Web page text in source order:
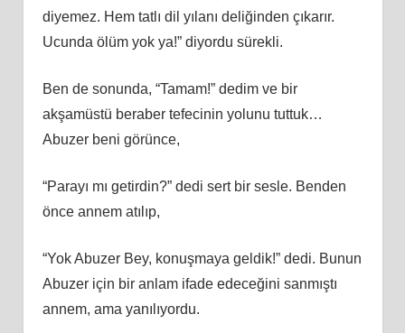
diyemez. Hem tatlı dil yılanı deliğinden çıkarır.
Ucunda ölüm yok ya!” diyordu sürekli.
Ben de sonunda, “Tamam!” dedim ve bir
akşamüstü beraber tefecinin yolunu tuttuk…
Abuzer beni görünce,
“Parayı mı getirdin?” dedi sert bir sesle. Benden
önce annem atılıp,
“Yok Abuzer Bey, konuşmaya geldik!” dedi. Bunun
Abuzer için bir anlam ifade edeceğini sanmıştı
annem, ama yanılıyordu.